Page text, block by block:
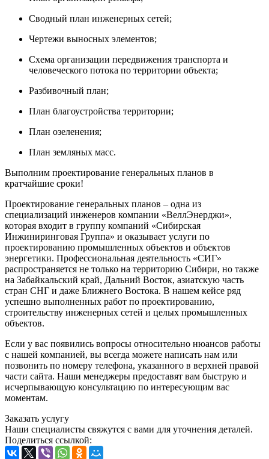
Сводный план инженерных сетей;
Чертежи выносных элементов;
Схема организации передвижения транспорта и
человеческого потока по территории объекта;
Разбивочный план;
План благоустройства территории;
План озеленения;
План земляных масс.
Выполним проектирование генеральных планов в
кратчайшие сроки!
Проектирование генеральных планов – одна из
специализаций инженеров компании «ВеллЭнерджи»,
которая входит в группу компаний «Сибирская
Инжиниринговая Группа» и оказывает услуги по
проектированию промышленных объектов и объектов
энергетики. Профессиональная деятельность «СИГ»
распространяется не только на территорию Сибири, но также
на Забайкальский край, Дальний Восток, азиатскую часть
стран СНГ и даже Ближнего Востока. В нашем кейсе ряд
успешно выполненных работ по проектированию,
строительству инженерных сетей и целых промышленных
объектов.
Если у вас появились вопросы относительно нюансов работы
с нашей компанией, вы всегда можете написать нам или
позвонить по номеру телефона, указанного в верхней правой
части сайта. Наши менеджеры предоставят вам быструю и
исчерпывающую консультацию по интересующим вас
моментам.
Заказать услугу
Наши специалисты свяжутся с вами для уточнения деталей.
Поделиться ссылкой: